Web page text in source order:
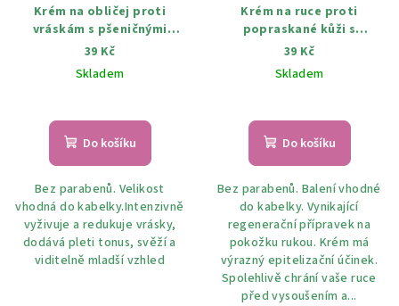
Krém na obličej proti
vráskám s pšeničnými
klíčky 45 ml
39 Kč
Skladem
Do košíku
Bez parabenů. Velikost
vhodná do kabelky.Intenzivně
vyživuje a redukuje vrásky,
dodává pleti tonus, svěží a
viditelně mladší vzhled
Krém na ruce proti
popraskané kůži s
rakytnikem 45 ml
39 Kč
Skladem
Do košíku
Bez parabenů. Balení vhodné
do kabelky. Vynikající
regenerační přípravek na
pokožku rukou. Krém má
výrazný epitelizační účinek.
Spolehlivě chrání vaše ruce
před vysoušením a...